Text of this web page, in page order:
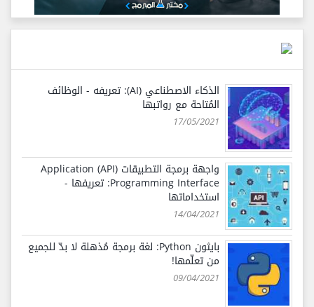
الذكاء الاصطناعي (AI): تعريفه - الوظائف
المُتاحة مع رواتبها
17/05/2021
واجهة برمجة التطبيقات (API) Application
Programming Interface: تعريفها -
استخداماتها
14/04/2021
بايثون Python: لغة برمجة مُذهلة لا بدّ للجميع
من تعلّمها!
09/04/2021